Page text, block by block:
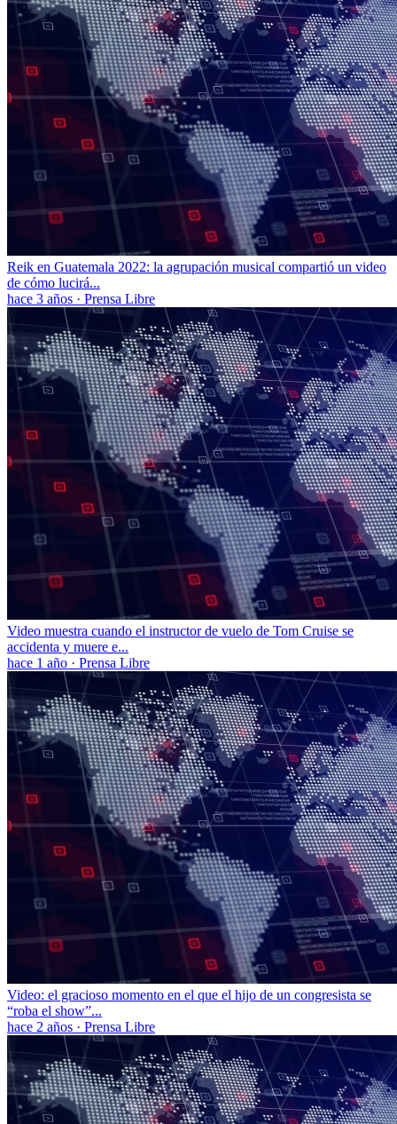
Reik en Guatemala 2022: la agrupación musical compartió un video
de cómo lucirá...
hace 3 años · Prensa Libre
Video muestra cuando el instructor de vuelo de Tom Cruise se
accidenta y muere e...
hace 1 año · Prensa Libre
Video: el gracioso momento en el que el hijo de un congresista se
“roba el show”...
hace 2 años · Prensa Libre